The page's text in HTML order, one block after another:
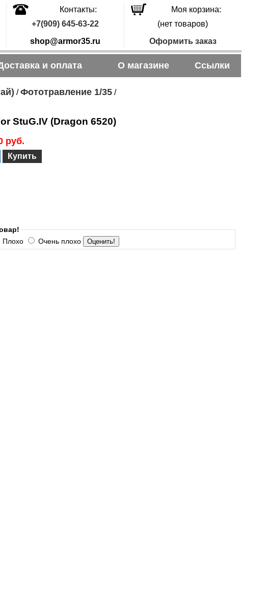
Контакты:
Моя корзина:
+7(909) 645-63-22
shop@armor35.ru
(нет товаров)
Оформить заказ
и оплата О магазине Ссылки
/Фототравление 1/35/
StuG.IV (Dragon 6520)
руб.
Купить
Плохо Очень плохо